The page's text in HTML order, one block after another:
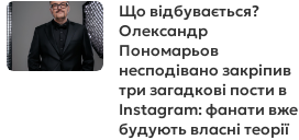
Що відбувається?
Олександр
Пономарьов
несподівано закріпив
три загадкові пости в
Instagram: фанати вже
будують власні теорії